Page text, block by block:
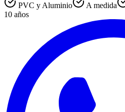
PVC y Aluminio A medida
10 años